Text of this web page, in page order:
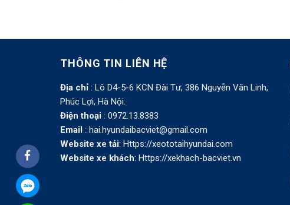
THÔNG TIN LIÊN HỆ
Địa chỉ : Lô D4-5-6 KCN Đài Tư, 386 Nguyễn Văn Linh,
Phúc Lợi, Hà Nội.
Điện thoại : 0972.13.8383
Email : hai.hyundaibacviet@gmail.com
Website xe tải: Https://xeototaihyundai.com
Website xe khách: Https://xekhach-bacviet.vn